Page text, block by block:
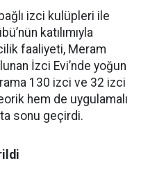
izci kulüpleri ile
katılımıyla
faaliyeti, Meram
İzci Evi’nde yoğun
130 izci ve 32 izci
hem de uygulamalı
sonu geçirdi.